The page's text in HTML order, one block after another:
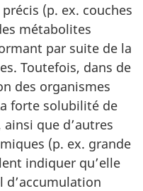
(p. ex. couches
métabolites
par suite de la
Toutefois, dans de
des organismes
forte solubilité de
que d’autres
(p. ex. grande
indiquer qu’elle